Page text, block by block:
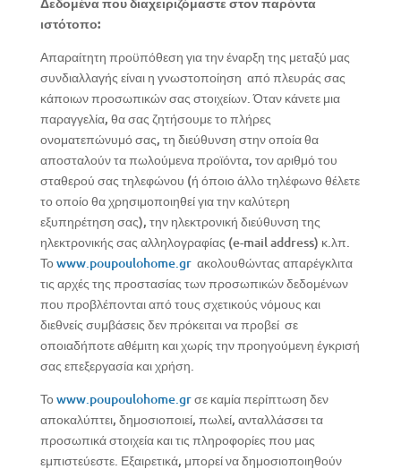
ιστότοπο:
Απαραίτητη προϋπόθεση για την έναρξη της μεταξύ μας
συνδιαλλαγής είναι η γνωστοποίηση από πλευράς σας
κάποιων προσωπικών σας στοιχείων. Όταν κάνετε μια
παραγγελία, θα σας ζητήσουμε το πλήρες
ονοματεπώνυμό σας, τη διεύθυνση στην οποία θα
αποσταλούν τα πωλούμενα προϊόντα, τον αριθμό του
σταθερού σας τηλεφώνου (ή όποιο άλλο τηλέφωνο θέλετε
το οποίο θα χρησιμοποιηθεί για την καλύτερη
εξυπηρέτηση σας), την ηλεκτρονική διεύθυνση της
ηλεκτρονικής σας αλληλογραφίας (e-mail address) κ.λπ.
Τοwww.poupoulohome.grακολουθώντας απαρέγκλιτα
τις αρχές της προστασίας των προσωπικών δεδομένων
που προβλέπονται από τους σχετικούς νόμους και
διεθνείς συμβάσεις δεν πρόκειται να προβεί σε
οποιαδήποτε αθέμιτη και χωρίς την προηγούμενη έγκρισή
σας επεξεργασία και χρήση.
Τοwww.poupoulohome.grσε καμία περίπτωση δεν
αποκαλύπτει, δημοσιοποιεί, πωλεί, ανταλλάσσει τα
προσωπικά στοιχεία και τις πληροφορίες που μας
εμπιστεύεστε. Εξαιρετικά, μπορεί να δημοσιοποιηθούν